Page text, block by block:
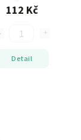
112 Kč
Detail